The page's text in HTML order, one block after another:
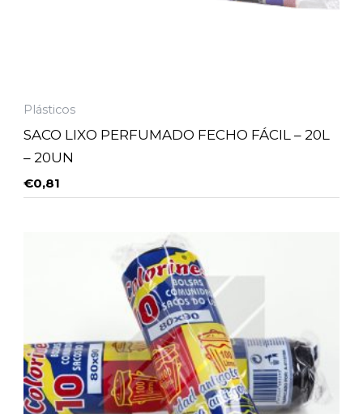
Plásticos
SACO LIXO PERFUMADO FECHO FÁCIL – 20L
– 20UN
€0,81